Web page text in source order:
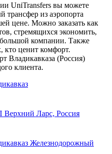
UniTransfers вы можете
трансфер из аэропорта
цене. Можно заказать как
стремящихся экономить,
компании. Также
кто ценит комфорт.
Владикавказа (Россия)
клиента.
Ларс, Россия
Железнодорожный